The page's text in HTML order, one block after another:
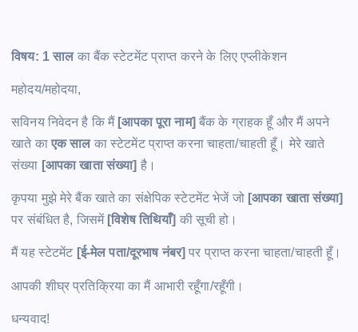
विषय: 1 सालका बैंक स्टेटमेंट प्राप्त करने के लिए एप्लीकेशन
महोदय/महोदया,
सविनय निवेदन है कि मैं [आपका पूरा नाम] बैंक के ग्राहक हूँ और मैं अपने
खाते का एक सालका स्टेटमेंट प्राप्त करना चाहता/चाहती हूँ। मेरे खाते
संख्या [आपका खाता संख्या] है।
कृपया मुझे मेरे बैंक खाते का संक्षेपिक स्टेटमेंट भेजें जो [आपका खाता संख्या]
पर संबंधित है, जिसमें [विशेष तिथियाँ] की सूची हो।
मैं यह स्टेटमेंट [ई-मेल पता/दूरभाष नंबर] पर प्राप्त करना चाहता/चाहती हूँ।
आपकी शीघ्र प्रतिक्रिया का मैं आभारी रहूँगा/रहूँगी।
धन्यवाद!